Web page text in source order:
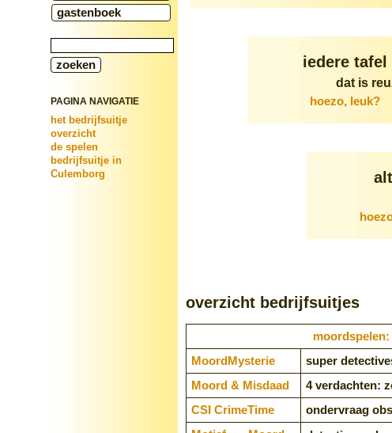
gastenboek
PAGINA NAVIGATIE
het bedrijfsuitje
overzicht
de spelen
bedrijfsuitje in
Culemborg
iedere tafel
dat is
hoezo, leuk?
overzicht bedrijfsuitjes
Moord­Mysterie
super
Moord & Misdaad
4 verdachten:
CSI CrimeTime
ondervraag